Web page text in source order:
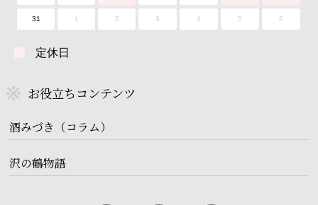
31 1 2 3 4 5 6
定休日
お役立ちコンテンツ
酒みづき（コラム）
沢の鶴物語